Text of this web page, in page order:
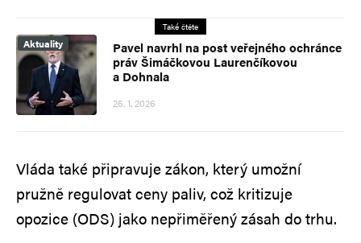
Také čtěte
Aktuality
Pavel navrhl na post veřejného ochránce
práv Šimáčkovou Laurenčíkovou
a Dohnala
26. 1. 2026
Vláda také připravuje zákon, který umožní
pružně regulovat ceny paliv, což kritizuje
opozice (ODS) jako nepřiměřený zásah do trhu.